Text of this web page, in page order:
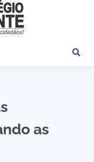
as